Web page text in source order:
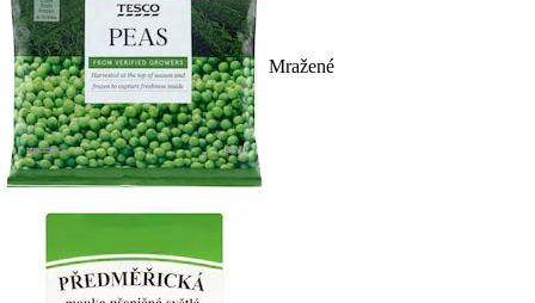
Mražené